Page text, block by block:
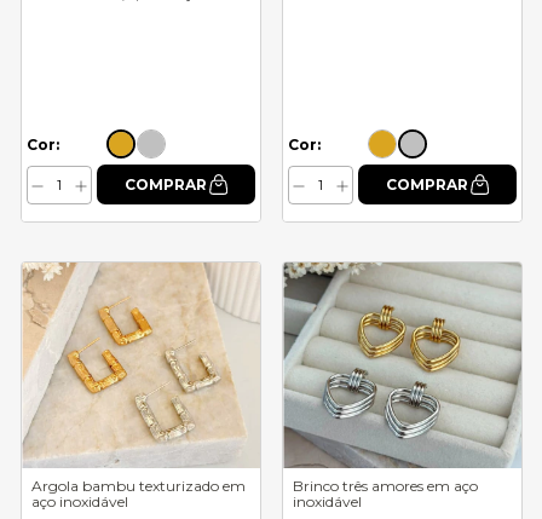
Cor: Cor:
Argola bambu texturizado em
aço inoxidável
Brinco três amores em aço
inoxidável